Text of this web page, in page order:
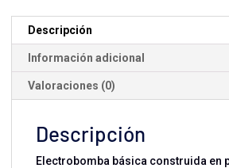
Descripción
Información adicional
Valoraciones (0)
Descripción
Electrobomba básica construida en